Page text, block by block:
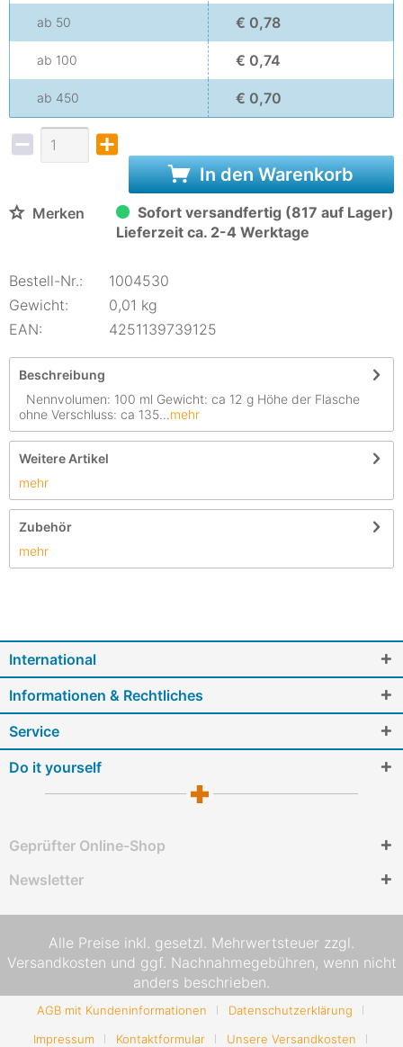
ab 50 € 0,78
ab 100 € 0,74
ab 450 € 0,70
In den Warenkorb
Merken
Sofort versandfertig (817 auf Lager)
Lieferzeit ca. 2-4 Werktage
Bestell-Nr.:
1004530
Gewicht:
0,01 kg
EAN:
4251139739125
Beschreibung
Nennvolumen: 100 ml Gewicht: ca 12 g Höhe der Flasche
ohne Verschluss: ca 135...mehr
Weitere Artikel
mehr
Zubehör
mehr
International
Informationen & Rechtliches
Service
Do it yourself
Geprüfter Online-Shop
Newsletter
Alle Preise inkl. gesetzl. Mehrwertsteuer zzgl.
Versandkosten und ggf. Nachnahmegebühren, wenn nicht
anders beschrieben.
AGB mit Kundeninformationen
Datenschutzerklärung
Impressum
Kontaktformular Unsere Versandkosten